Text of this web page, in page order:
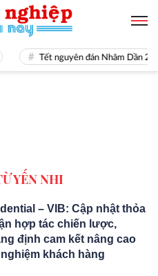
Tết nguyên đán Nhâm Dần
YẾN NHI
– VIB: Cập nhật thỏa
hợp tác chiến lược,
định cam kết nâng cao
khách hàng